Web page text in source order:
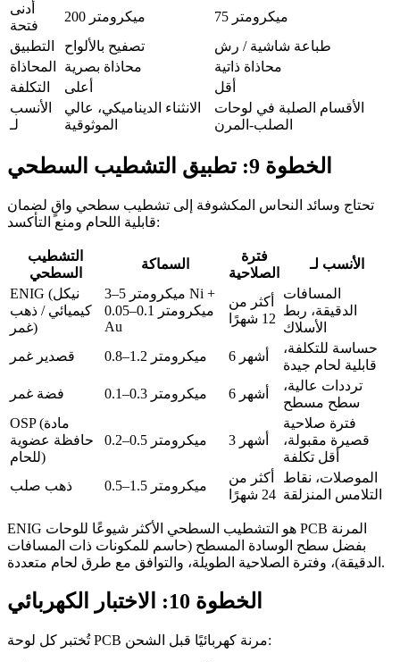
أدنى
فتحة
200 ميكرومتر
75 ميكرومتر
التطبيق
تصفيح بالألواح
طباعة شاشية / رش
المحاذاة
محاذاة بصرية
محاذاة ذاتية
التكلفة
أعلى
أقل
الأنسب
لـ
الانثناء الديناميكي، عالي
الموثوقية
الأقسام الصلبة في لوحات
الصلب-المرن
الخطوة 9: تطبيق التشطيب السطحي
تحتاج وسائد النحاس المكشوفة إلى تشطيب سطحي واقٍ لضمان
قابلية اللحام ومنع التأكسد:
التشطيب
السطحي
السماكة
فترة
الصلاحية
الأنسب لـ
ENIG (نيكل
كيميائي / ذهب
غمر)
3–5 ميكرومتر Ni +
0.05–0.1 ميكرومتر
Au
أكثر من
12 شهرًا
المسافات
الدقيقة، ربط
الأسلاك
قصدير غمر
0.8–1.2 ميكرومتر 6 أشهر
حساسة للتكلفة،
قابلية لحام جيدة
فضة غمر
0.1–0.3 ميكرومتر 6 أشهر
ترددات عالية،
سطح مسطح
OSP (مادة
حافظة عضوية
للحام)
0.2–0.5 ميكرومتر 3 أشهر
فترة صلاحية
قصيرة مقبولة،
أقل تكلفة
ذهب صلب
0.5–1.5 ميكرومتر
أكثر من
24 شهرًا
الموصلات، نقاط
التلامس المنزلقة
ENIG هو التشطيب السطحي الأكثر شيوعًا للوحات PCB المرنة
بفضل سطح الوسادة المسطح (حاسم للمكونات ذات المسافات
الدقيقة)، وفترة الصلاحية الطويلة، والتوافق مع طرق لحام متعددة.
الخطوة 10: الاختبار الكهربائي
تُختبر كل لوحة PCB مرنة كهربائيًا قبل الشحن: